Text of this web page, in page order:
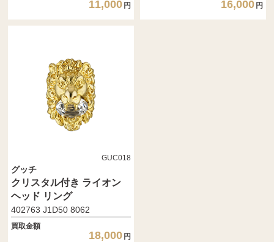
11,000 円 16,000 円
GUC018
グッチ
クリスタル付き ライオン
ヘッド リング
402763 J1D50 8062
買取金額
18,000 円